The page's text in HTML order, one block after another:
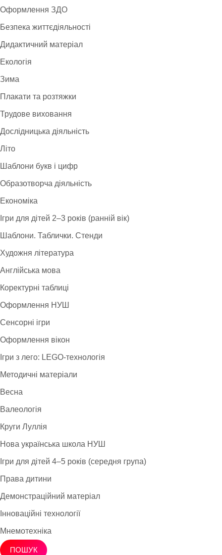
Оформлення ЗДО
Безпека життєдіяльності
Дидактичний матеріал
Екологія
Зима
Плакати та розтяжки
Трудове виховання
Дослідницька діяльність
Літо
Шаблони букв і цифр
Образотворча діяльність
Економіка
Ігри для дітей 2–3 років (ранній вік)
Шаблони. Таблички. Стенди
Художня література
Англійська мова
Коректурні таблиці
Оформлення НУШ
Сенсорні ігри
Оформлення вікон
Ігри з лего: LEGO-технологія
Методичні матеріали
Весна
Валеологія
Круги Луллія
Нова українська школа НУШ
Ігри для дітей 4–5 років (середня група)
Права дитини
Демонстраційний матеріал
Інноваційні технології
Мнемотехніка
ПОШУК